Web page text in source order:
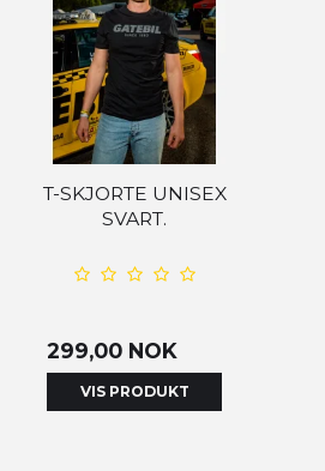
T-SKJORTE UNISEX
SVART.
299,00 NOK
VIS PRODUKT